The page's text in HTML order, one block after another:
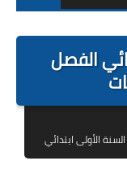
ابتدائي
ابتدائي
ابتدائي
الفصل
السنة الأولى ابتدائي